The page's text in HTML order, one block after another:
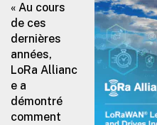
« Au cours
de ces
dernières
années,
LoRa Allianc
e a
démontré
comment